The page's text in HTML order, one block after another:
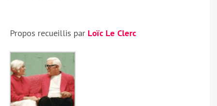
Propos recueillis par Loïc Le Clerc